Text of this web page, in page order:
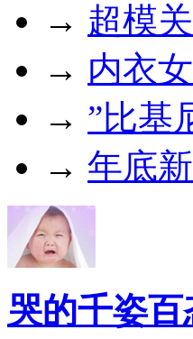
→ 超模
→ 内衣
→ ”比基
→ 年底
哭的千姿百